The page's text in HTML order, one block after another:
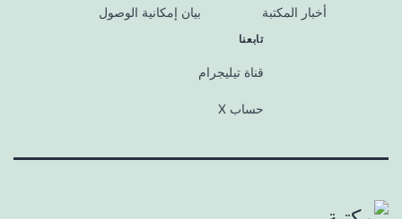
أخبار المكتبة بيان إمكانية الوصول
تابعنا
قناة تيليجرام
حساب X